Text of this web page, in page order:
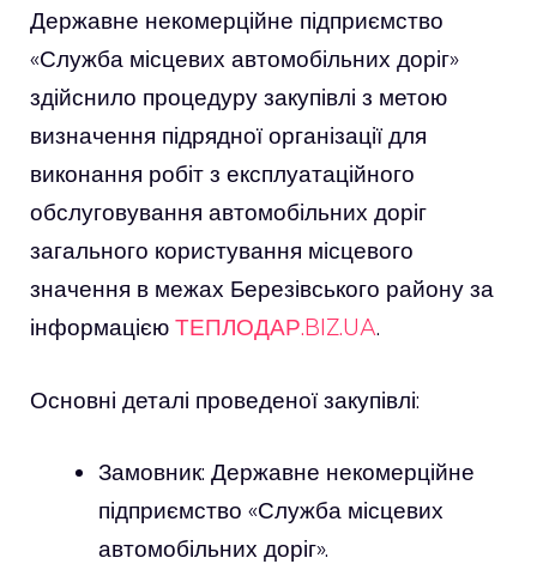
Державне некомерційне підприємство
«Служба місцевих автомобільних доріг»
здійснило процедуру закупівлі з метою
визначення підрядної організації для
виконання робіт з експлуатаційного
обслуговування автомобільних доріг
загального користування місцевого
значення в межах Березівського району за
інформацією ТЕПЛОДАР.BIZ.UA.
Основні деталі проведеної закупівлі:
Замовник: Державне некомерційне
підприємство «Служба місцевих
автомобільних доріг».